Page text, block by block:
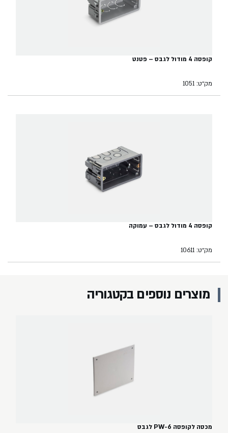
קופסה 4 מודול לגבס – פטנט
מק״ט: 1051
קופסה 4 מודול לגבס – עמוקה
מק״ט: 10611
מוצרים נוספים בקטגוריה
מכסה לקופסה PW-6 לגבס